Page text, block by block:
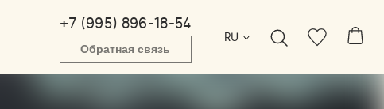
+7 (995) 896-18-54
Обратная связь
RU